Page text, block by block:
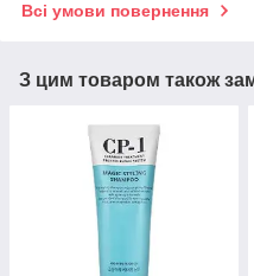
Всі умови повернення
З цим товаром також